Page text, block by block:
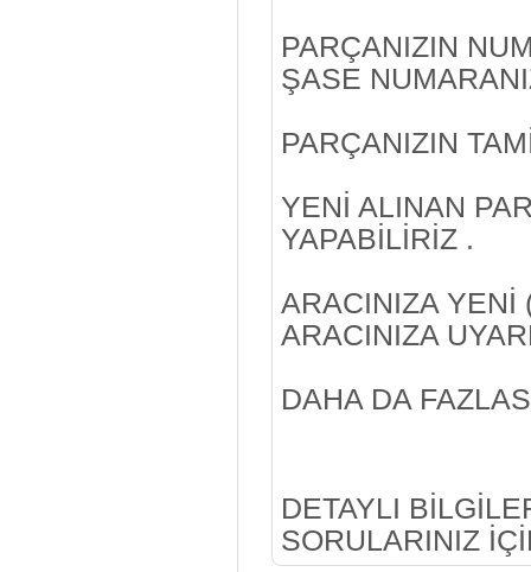
PARÇANIZIN
ŞASE
PARÇANIZIN
YENİ ALINAN
YAPABİLİRİZ .
ARACINIZA YENİ
ARACINIZA
DAHA DA
DETAYLI
SORULARINIZ